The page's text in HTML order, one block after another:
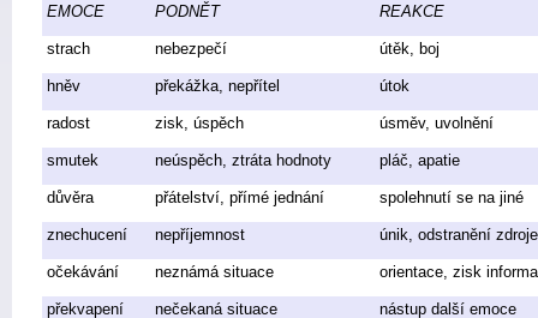
EMOCE PODNĚT REAKCE
strach nebezpečí útěk, boj
hněv překážka, nepřítel útok
radost zisk, úspěch úsměv, uvolnění
smutek neúspěch, ztráta hodnoty pláč, apatie
důvěra přátelství, přímé jednání spolehnutí se na jiné
znechucení nepříjemnost únik, odstranění zdroje
očekávání neznámá situace orientace, zisk
překvapení nečekaná situace nástup další emoce